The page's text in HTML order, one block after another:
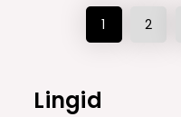
Posts
1 2
Lingid